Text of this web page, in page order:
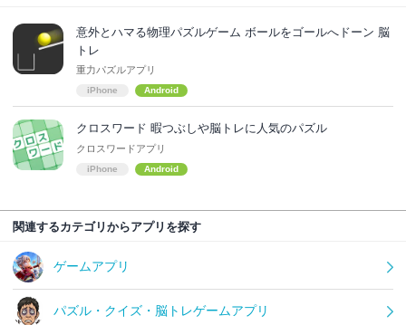
意外とハマる物理パズルゲーム ボールをゴールへドーン 脳
トレ
重力パズルアプリ
iPhone Android
クロスワード 暇つぶしや脳トレに人気のパズル
クロスワードアプリ
iPhone Android
関連するカテゴリからアプリを探す
ゲームアプリ
パズル・クイズ・脳トレゲームアプリ